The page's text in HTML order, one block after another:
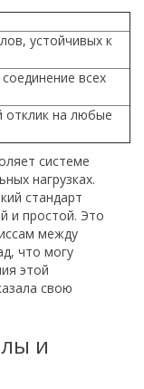
устойчивых к
всех
на любые
системе
нагрузках.
стандарт
и простой. Это
между
что могу
этой
свою
и